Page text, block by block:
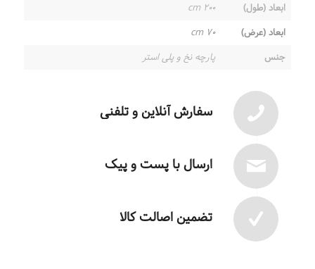
ابعاد (طول)
۲۰۰ cm
ابعاد (عرض)
۷۰ cm
جنس
پارچه نخ و پلی استر
سفارش آنلاین و تلفنی
ارسال با پست و پیک
تضمین اصالت کالا